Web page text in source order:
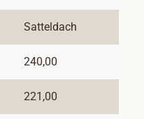
Satteldach
240,00
221,00